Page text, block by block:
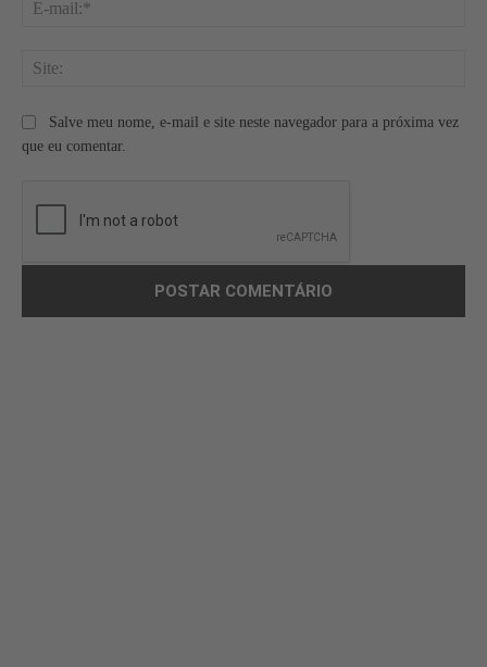
Salve meu nome, e-mail e site neste navegador para a próxima vez
que eu comentar.